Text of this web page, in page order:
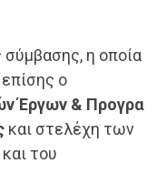
η οποία
ο
Έργων & Προγρα
και στελέχη των
του